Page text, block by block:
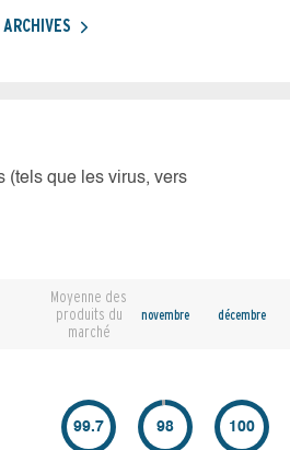
ARCHIVES
(tels que les virus, vers
Moyenne des
produits du
marché
novembre décembre
99.7 98 100